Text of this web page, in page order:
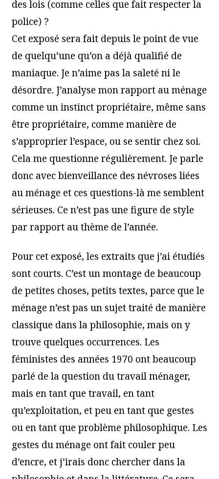
des lois (comme celles que fait respecter la
police) ?
Cet exposé sera fait depuis le point de vue
de quelqu’une qu’on a déjà qualifié de
maniaque. Je n’aime pas la saleté ni le
désordre. J’analyse mon rapport au ménage
comme un instinct propriétaire, même sans
être propriétaire, comme manière de
s’approprier l’espace, ou se sentir chez soi.
Cela me questionne régulièrement. Je parle
donc avec bienveillance des névroses liées
au ménage et ces questions-là me semblent
sérieuses. Ce n’est pas une figure de style
par rapport au thème de l’année.
Pour cet exposé, les extraits que j’ai étudiés
sont courts. C’est un montage de beaucoup
de petites choses, petits textes, parce que le
ménage n’est pas un sujet traité de manière
classique dans la philosophie, mais on y
trouve quelques occurrences. Les
féministes des années 1970 ont beaucoup
parlé de la question du travail ménager,
mais en tant que travail, en tant
qu’exploitation, et peu en tant que gestes
ou en tant que problème philosophique. Les
gestes du ménage ont fait couler peu
d’encre, et j’irais donc chercher dans la